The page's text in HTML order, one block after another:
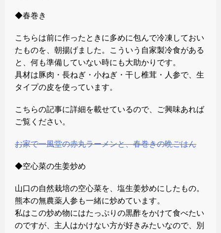
◆春巻き
こちらは前に作ったときに多めに包んで冷凍しておい
たものを、朝揚げました。こういう自家製冷食がある
と、何も準備していない時にも大助かりです。
具材は豚肉・長ねぎ・小ねぎ・干し椎茸・人参で、生
タイプの皮を使っています。
こちらの記事に詳細を載せているので、ご興味あれば
ご覧ください。
お家で一風堂の赤丸ラーメンと、春巻きの晩ごはん
◆空心菜の生姜炒め
山口の自然栽培の空心菜を、塩生姜炒めにしたもの。
熊本の無農薬人参も一緒に炒めています。
私はこの炒め物にはたっぷりの黒酢をかけて食べたい
のですが、主人はかけない方が好きみたいなので、別